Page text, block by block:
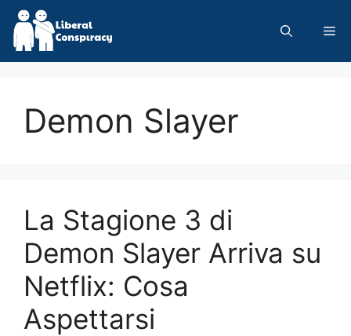
Skip
content
Demon Slayer
La Stagione 3 di
Demon Slayer Arriva su
Netflix: Cosa
Aspettarsi